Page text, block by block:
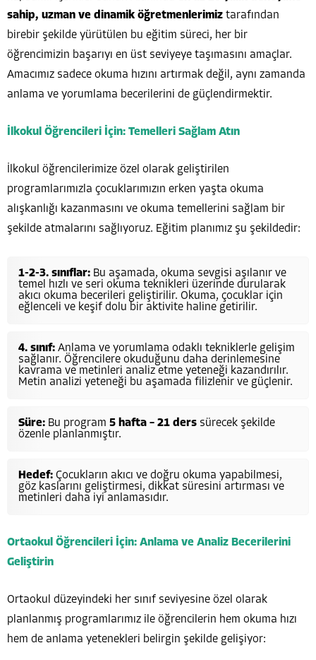
sahip, uzman ve dinamik öğretmenlerimiz tarafından
birebir şekilde yürütülen bu eğitim süreci, her bir
öğrencimizin başarıyı en üst seviyeye taşımasını amaçlar.
Amacımız sadece okuma hızını artırmak değil, aynı zamanda
anlama ve yorumlama becerilerini de güçlendirmektir.
İlkokul Öğrencileri İçin: Temelleri Sağlam Atın
İlkokul öğrencilerimize özel olarak geliştirilen
programlarımızla çocuklarımızın erken yaşta okuma
alışkanlığı kazanmasını ve okuma temellerini sağlam bir
şekilde atmalarını sağlıyoruz. Eğitim planımız şu şekildedir:
1-2-3. sınıflar: Bu aşamada, okuma sevgisi aşılanır ve
temel hızlı ve seri okuma teknikleri üzerinde durularak
akıcı okuma becerileri geliştirilir. Okuma, çocuklar için
eğlenceli ve keşif dolu bir aktivite haline getirilir.
4. sınıf: Anlama ve yorumlama odaklı tekniklerle gelişim
sağlanır. Öğrencilere okuduğunu daha derinlemesine
kavrama ve metinleri analiz etme yeteneği kazandırılır.
Metin analizi yeteneği bu aşamada filizlenir ve güçlenir.
Süre: Bu program 5 hafta – 21 ders sürecek şekilde
özenle planlanmıştır.
Hedef: Çocukların akıcı ve doğru okuma yapabilmesi,
göz kaslarını geliştirmesi, dikkat süresini artırması ve
metinleri daha iyi anlamasıdır.
Ortaokul Öğrencileri İçin: Anlama ve Analiz Becerilerini
Geliştirin
Ortaokul düzeyindeki her sınıf seviyesine özel olarak
planlanmış programlarımız ile öğrencilerin hem okuma hızı
hem de anlama yetenekleri belirgin şekilde gelişiyor: